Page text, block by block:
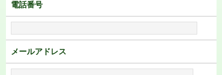
電話番号
メールアドレス